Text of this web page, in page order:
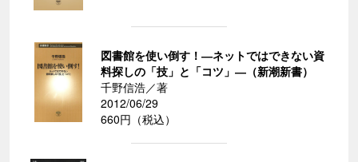
図書館を使い倒す！―ネットではできない資
料探しの「技」と「コツ」―（新潮新書）
千野信浩／著
2012/06/29
660円（税込）